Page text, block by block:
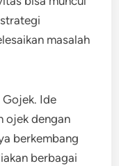
masalah
Ide
ojek dengan
berkembang
berbagai